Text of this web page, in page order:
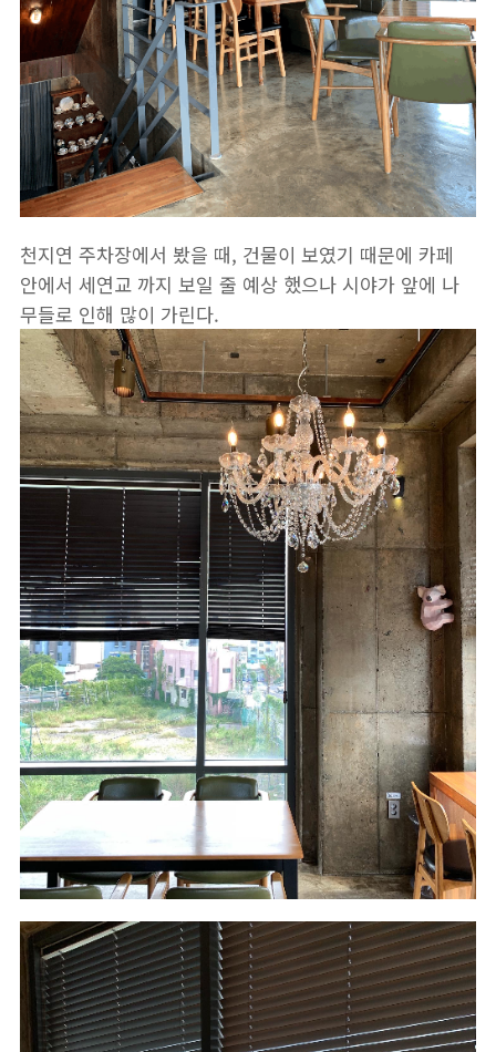
천지연 주차장에서 봤을 때, 건물이 보였기 때문에 카페
안에서 세연교 까지 보일 줄 예상 했으나 시야가 앞에 나
무들로 인해 많이 가린다.